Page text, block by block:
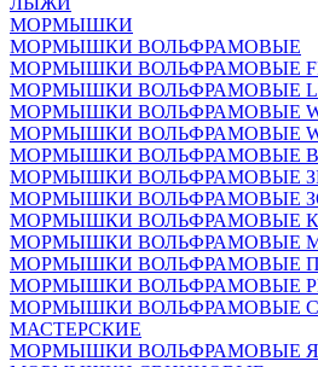
МОРМЫШКИ
МОРМЫШКИ ВОЛЬФРАМОВЫЕ
МОРМЫШКИ ВОЛЬФРАМОВЫЕ
МОРМЫШКИ ВОЛЬФРАМОВЫЕ
МОРМЫШКИ ВОЛЬФРАМОВЫЕ W
МОРМЫШКИ ВОЛЬФРАМОВЫЕ
МОРМЫШКИ ВОЛЬФРАМОВЫЕ
МОРМЫШКИ ВОЛЬФРАМОВЫЕ
МОРМЫШКИ ВОЛЬФРАМОВЫЕ
МОРМЫШКИ ВОЛЬФРАМОВЫЕ
МОРМЫШКИ ВОЛЬФРАМОВЫЕ
МОРМЫШКИ ВОЛЬФРАМОВЫЕ
МОРМЫШКИ ВОЛЬФРАМОВЫЕ
МОРМЫШКИ ВОЛЬФРАМОВЫЕ
МАСТЕРСКИЕ
МОРМЫШКИ ВОЛЬФРАМОВЫЕ